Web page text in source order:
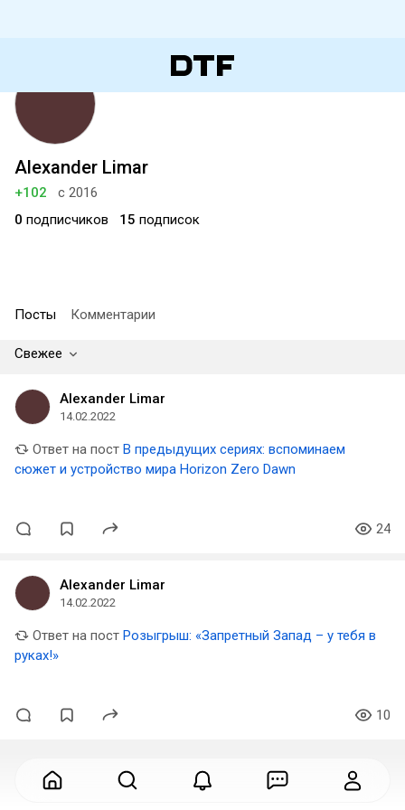
Alexander Limar
+102
с 2016
0 подписчиков 15 подписок
Посты Комментарии
Свежее
Alexander Limar
14.02.2022
Ответ на пост В предыдущих сериях: вспоминаем
сюжет и устройство мира Horizon Zero Dawn
24
Alexander Limar
14.02.2022
Ответ на пост Розыгрыш: «Запретный Запад – у тебя в
руках!»
10